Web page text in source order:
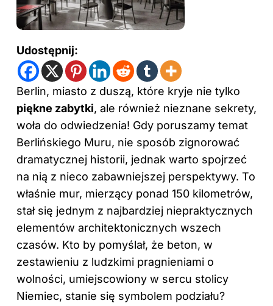
Udostępnij:
Berlin, miasto z duszą, które kryje nie tylko
piękne zabytki, ale również nieznane sekrety,
woła do odwiedzenia! Gdy poruszamy temat
Berlińskiego Muru, nie sposób zignorować
dramatycznej historii, jednak warto spojrzeć
na nią z nieco zabawniejszej perspektywy. To
właśnie mur, mierzący ponad 150 kilometrów,
stał się jednym z najbardziej niepraktycznych
elementów architektonicznych wszech
czasów. Kto by pomyślał, że beton, w
zestawieniu z ludzkimi pragnieniami o
wolności, umiejscowiony w sercu stolicy
Niemiec, stanie się symbolem podziału?